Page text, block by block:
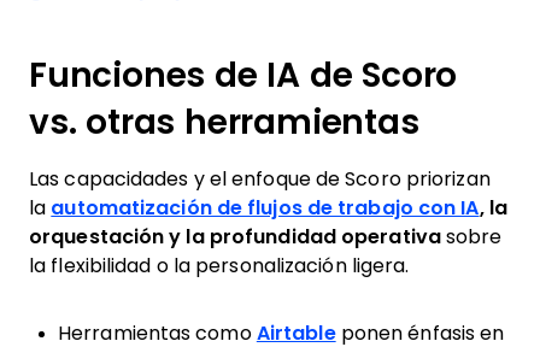
Funciones de IA de Scoro
vs. otras herramientas
Las capacidades y el enfoque de Scoro priorizan
la automatización de flujos de trabajo con IA, la
orquestación y la profundidad operativasobre
la flexibilidad o la personalización ligera.
Herramientas como Airtableponen énfasis en